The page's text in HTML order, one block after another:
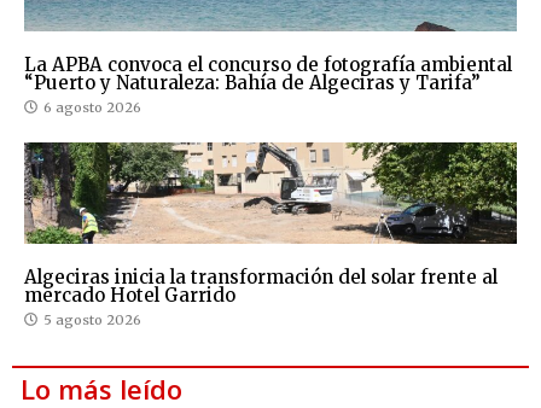
La APBA convoca el concurso de fotografía ambiental
“Puerto y Naturaleza: Bahía de Algeciras y Tarifa”
6 agosto 2026
Algeciras inicia la transformación del solar frente al
mercado Hotel Garrido
5 agosto 2026
Lo más leído